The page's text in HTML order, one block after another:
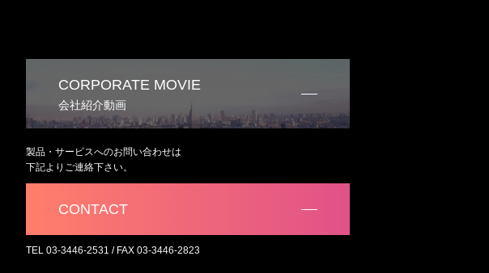
CORPORATE MOVIE
会社紹介動画
製品・サービスへのお問い合わせは
下記よりご連絡下さい。
CONTACT
TEL 03-3446-2531 / FAX 03-3446-2823